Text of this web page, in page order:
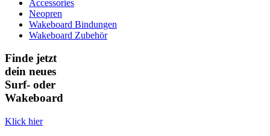
Accessories
Neopren
Wakeboard Bindungen
Wakeboard Zubehör
Finde jetzt
dein neues
Surf- oder
Wakeboard
Klick hier